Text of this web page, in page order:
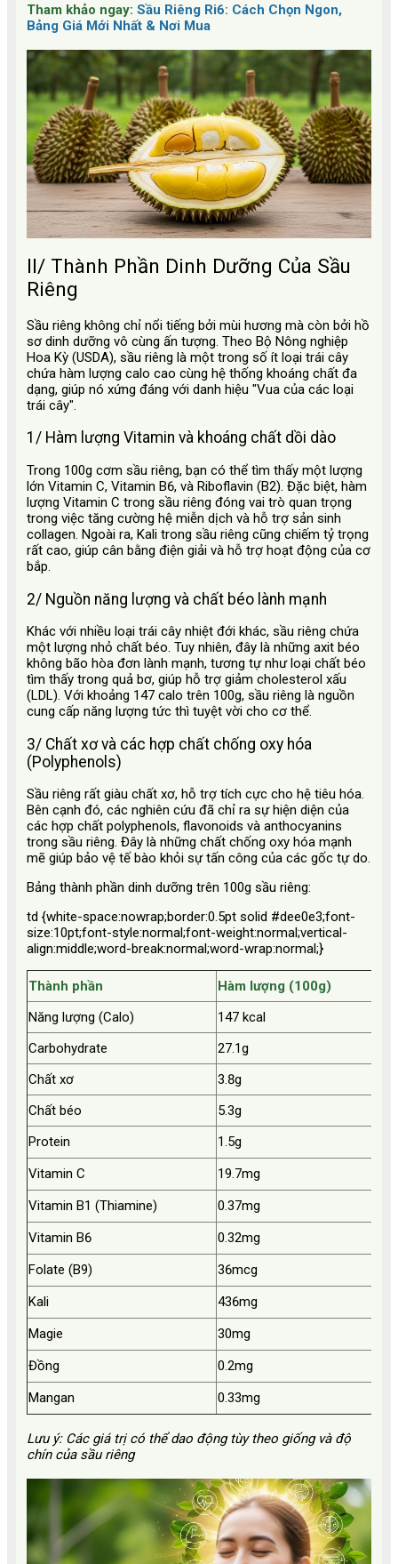
Tham khảo ngay: Sầu Riêng Ri6: Cách Chọn Ngon,
Bảng Giá Mới Nhất & Nơi Mua
II/ Thành Phần Dinh Dưỡng Của Sầu
Riêng
Sầu riêng không chỉ nổi tiếng bởi mùi hương mà còn bởi hồ
sơ dinh dưỡng vô cùng ấn tượng. Theo Bộ Nông nghiệp
Hoa Kỳ (USDA), sầu riêng là một trong số ít loại trái cây
chứa hàm lượng calo cao cùng hệ thống khoáng chất đa
dạng, giúp nó xứng đáng với danh hiệu "Vua của các loại
trái cây".
1/ Hàm lượng Vitamin và khoáng chất dồi dào
Trong 100g cơm sầu riêng, bạn có thể tìm thấy một lượng
lớn Vitamin C, Vitamin B6, và Riboflavin (B2). Đặc biệt, hàm
lượng Vitamin C trong sầu riêng đóng vai trò quan trọng
trong việc tăng cường hệ miễn dịch và hỗ trợ sản sinh
collagen. Ngoài ra, Kali trong sầu riêng cũng chiếm tỷ trọng
rất cao, giúp cân bằng điện giải và hỗ trợ hoạt động của cơ
bắp.
2/ Nguồn năng lượng và chất béo lành mạnh
Khác với nhiều loại trái cây nhiệt đới khác, sầu riêng chứa
một lượng nhỏ chất béo. Tuy nhiên, đây là những axit béo
không bão hòa đơn lành mạnh, tương tự như loại chất béo
tìm thấy trong quả bơ, giúp hỗ trợ giảm cholesterol xấu
(LDL). Với khoảng 147 calo trên 100g, sầu riêng là nguồn
cung cấp năng lượng tức thì tuyệt vời cho cơ thể.
3/ Chất xơ và các hợp chất chống oxy hóa
(Polyphenols)
Sầu riêng rất giàu chất xơ, hỗ trợ tích cực cho hệ tiêu hóa.
Bên cạnh đó, các nghiên cứu đã chỉ ra sự hiện diện của
các hợp chất polyphenols, flavonoids và anthocyanins
trong sầu riêng. Đây là những chất chống oxy hóa mạnh
mẽ giúp bảo vệ tế bào khỏi sự tấn công của các gốc tự do.
Bảng thành phần dinh dưỡng trên 100g sầu riêng:
td {white-space:nowrap;border:0.5pt solid #dee0e3;font-
size:10pt;font-style:normal;font-weight:normal;vertical-
align:middle;word-break:normal;word-wrap:normal;}
Thành phần Hàm lượng (100g)
Năng lượng (Calo)
147 kcal
Carbohydrate
27.1g
Chất xơ
3.8g
Chất béo
5.3g
Protein
1.5g
Vitamin C
19.7mg
Vitamin B1 (Thiamine)
0.37mg
Vitamin B6
0.32mg
Folate (B9)
36mcg
Kali
436mg
Magie
30mg
Đồng
0.2mg
Mangan
0.33mg
Lưu ý: Các giá trị có thể dao động tùy theo giống và độ
chín của sầu riêng